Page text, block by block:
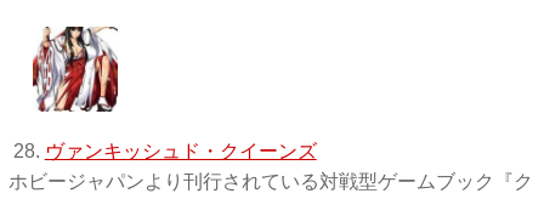
28. ヴァンキッシュド・クイーンズ
ホビージャパンより刊行されている対戦型ゲームブック『ク